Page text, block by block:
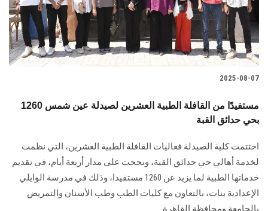
2025-08-07
1260 مستفيدًا من القافلة الطبية العشرين لصيدلة عين شمس
بحي حدائق القبة
اختتمت كلية الصيدلة فعاليات القافلة الطبية العشرين، التي نظمت
لخدمة أهالي حي حدائق القبة، ونجحت على مدار أربعة أيام، في تقديم
خدماتها الطبية لما يزيد عن 1260 مستفيدا، وذلك في مدرسة الوايلي
الإعدادية بنات، بالتعاون مع كليات الطب وطب الأسنان والتمريض
بالجامعة ومحافظة القاهرة.